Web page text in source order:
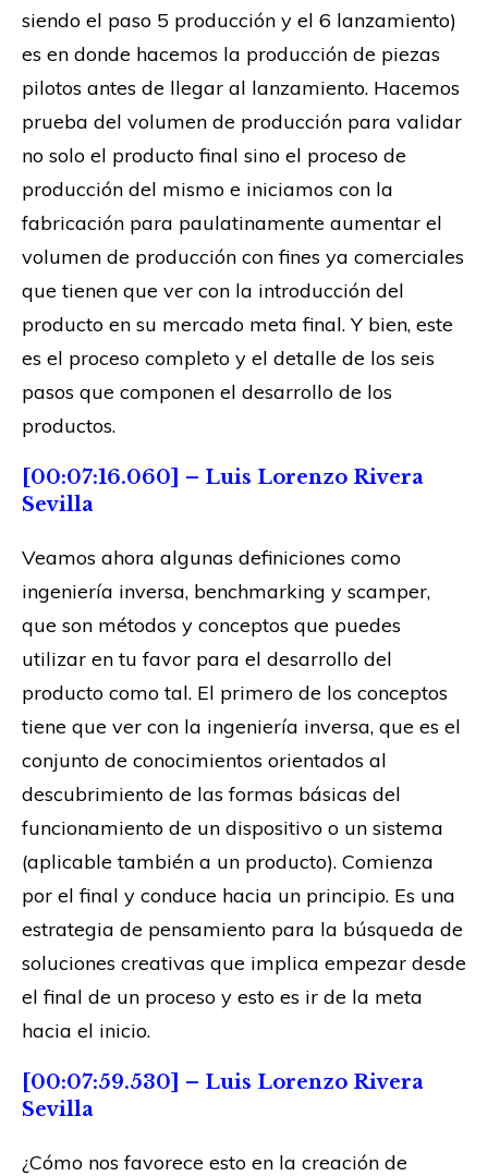
siendo el paso 5 producción y el 6 lanzamiento)
es en donde hacemos la producción de piezas
pilotos antes de llegar al lanzamiento. Hacemos
prueba del volumen de producción para validar
no solo el producto final sino el proceso de
producción del mismo e iniciamos con la
fabricación para paulatinamente aumentar el
volumen de producción con fines ya comerciales
que tienen que ver con la introducción del
producto en su mercado meta final. Y bien, este
es el proceso completo y el detalle de los seis
pasos que componen el desarrollo de los
productos.
[00:07:16.060] – Luis Lorenzo Rivera
Sevilla
Veamos ahora algunas definiciones como
ingeniería inversa, benchmarking y scamper,
que son métodos y conceptos que puedes
utilizar en tu favor para el desarrollo del
producto como tal. El primero de los conceptos
tiene que ver con la ingeniería inversa, que es el
conjunto de conocimientos orientados al
descubrimiento de las formas básicas del
funcionamiento de un dispositivo o un sistema
(aplicable también a un producto). Comienza
por el final y conduce hacia un principio. Es una
estrategia de pensamiento para la búsqueda de
soluciones creativas que implica empezar desde
el final de un proceso y esto es ir de la meta
hacia el inicio.
[00:07:59.530] – Luis Lorenzo Rivera
Sevilla
¿Cómo nos favorece esto en la creación de